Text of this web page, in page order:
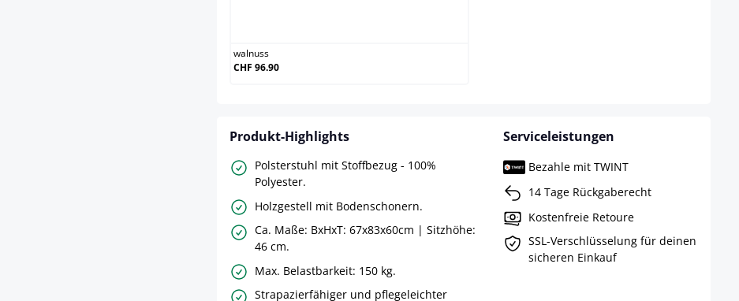
walnuss
CHF 96.90
Produkt-Highlights
Polsterstuhl mit Stoffbezug - 100%
Polyester.
Holzgestell mit Bodenschonern.
Ca. Maße: BxHxT: 67x83x60cm | Sitzhöhe:
46 cm.
Max. Belastbarkeit: 150 kg.
Strapazierfähiger und pflegeleichter
Serviceleistungen
Bezahle mit TWINT
14 Tage Rückgaberecht
Kostenfreie Retoure
SSL-Verschlüsselung für deinen
sicheren Einkauf